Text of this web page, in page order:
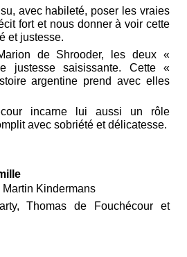
avec habileté, poser les vraies
fort et nous donner à voir cette
et justesse.
de Shrooder, les deux «
justesse saisissante. Cette «
argentine prend avec elles
incarne lui aussi un rôle
avec sobriété et délicatesse.
Martin Kindermans
Thomas de Fouchécour et